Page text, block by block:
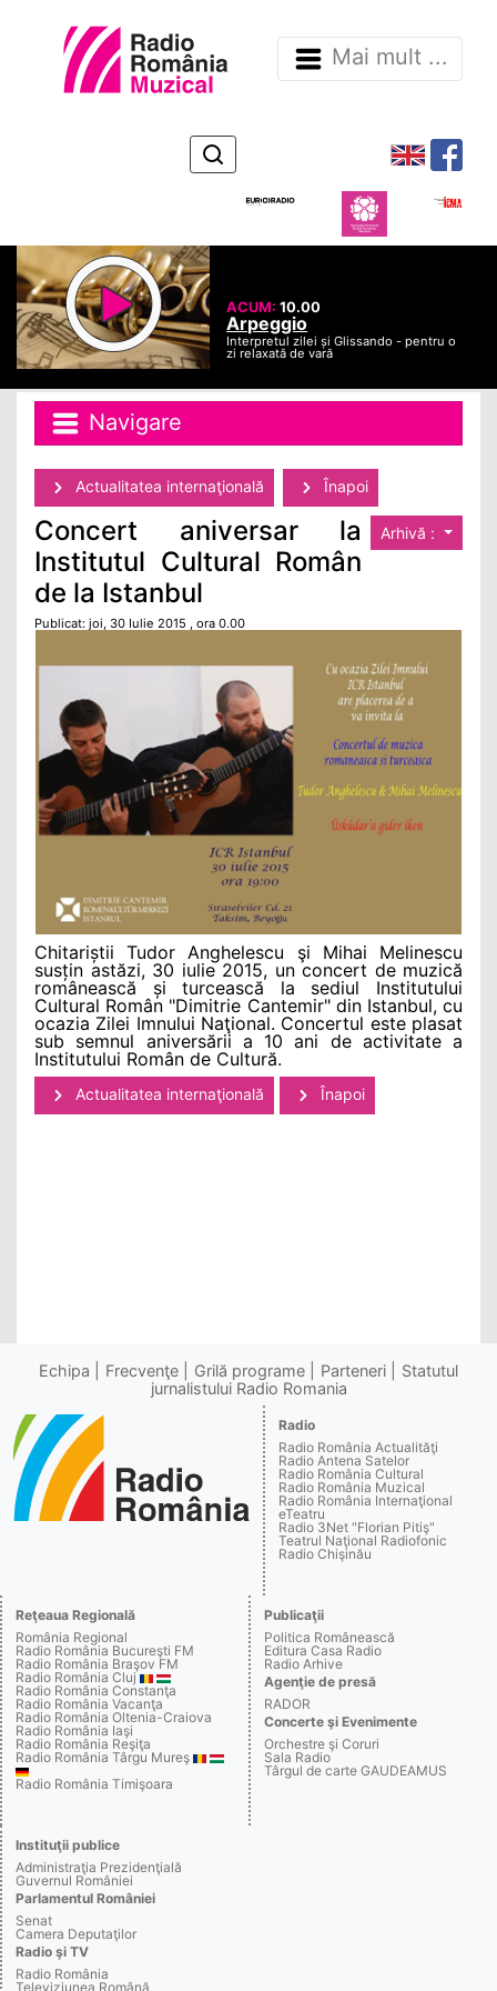
Mai mult ...
ACUM:10.00
Arpeggio
Interpretul zilei și Glissando - pentru o
zi relaxată de vară
Navigare
Actualitatea internaţională Înapoi
Arhivă :
Concert aniversar la
Institutul Cultural Român
de la Istanbul
Publicat: joi, 30 Iulie 2015 , ora 0.00
Chitariștii Tudor Anghelescu şi Mihai Melinescu
susțin astăzi, 30 iulie 2015, un concert de muzică
românească și turcească la sediul Institutului
Cultural Român "Dimitrie Cantemir" din Istanbul, cu
ocazia Zilei Imnului Naţional. Concertul este plasat
sub semnul aniversării a 10 ani de activitate a
Institutului Român de Cultură.
Actualitatea internaţională Înapoi
Echipa Frecvenţe Grilă programe Parteneri
Statutul
jurnalistului Radio Romania
Radio
Radio România Actualităţi
Radio Antena Satelor
Radio România Cultural
Radio România Muzical
Radio România Internaţional
eTeatru
Radio 3Net "Florian Pitiş"
Teatrul Naţional Radiofonic
Radio Chişinău
Reţeaua Regională
România Regional
Radio România Bucureşti FM
Radio România Braşov FM
Radio România Cluj
Radio România Constanţa
Radio România Vacanţa
Radio România Oltenia-Craiova
Radio România Iaşi
Radio România Reşiţa
Radio România Târgu Mureş
Radio România Timişoara
Publicaţii
Politica Românească
Editura Casa Radio
Radio Arhive
Agenţie de presă
RADOR
Concerte şi Evenimente
Orchestre şi Coruri
Sala Radio
Târgul de carte GAUDEAMUS
Instituţii publice
Administraţia Prezidenţială
Guvernul României
Parlamentul României
Senat
Camera Deputaţilor
Radio şi TV
Radio România
Televiziunea Română